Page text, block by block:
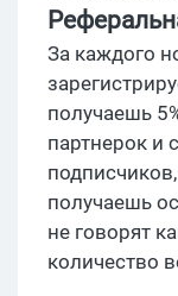
За каждого
получаешь
партнерок и
получаешь
не говорят
количество